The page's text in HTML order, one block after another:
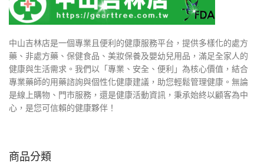
中山吉林店是一個專業且便利的健康服務平台，提供多樣化的處方
藥、非處方藥、保健食品、美妝保養及嬰幼兒用品，滿足全家人的
健康與生活需求。我們以「專業、安全、便利」為核心價值，結合
專業藥師的用藥諮詢與個性化健康建議，助您輕鬆管理健康。無論
是線上購物、門市服務，還是健康活動資訊，秉承始終以顧客為中
心，是您可信賴的健康夥伴！
商品分類